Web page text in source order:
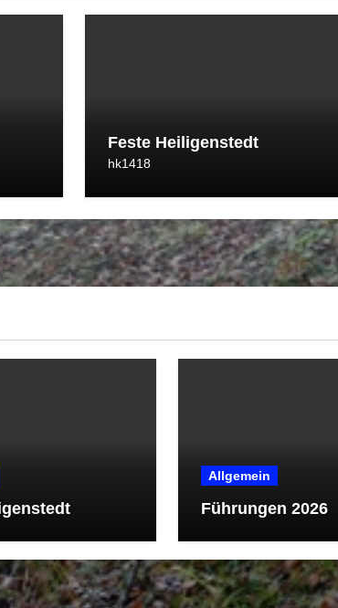
Feste Heiligenstedt
hk1418
Allgemein
Führungen 2026